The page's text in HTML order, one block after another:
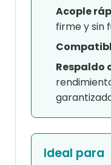
Acople
firme y sin
Respaldo
Ideal para